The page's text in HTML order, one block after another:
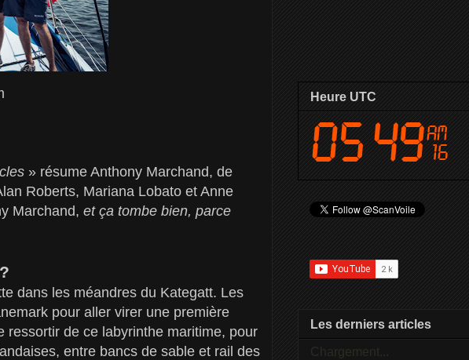
» résume Anthony Marchand, de
Roberts, Mariana Lobato et Anne
Marchand, et ça tombe bien, parce
dans les méandres du Kategatt. Les
pour aller virer une première
ressortir de ce labyrinthe maritime, pour
entre bancs de sable et rail des
Heure UTC
Les derniers articles
Chargement...